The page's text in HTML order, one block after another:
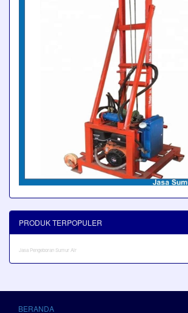
PRODUK TERPOPULER
Jasa Pengeboran Sumur Air
BERANDA